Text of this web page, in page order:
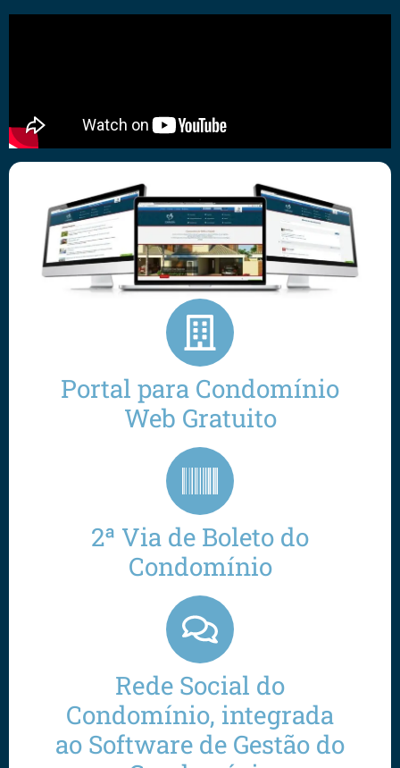
Portal para Condomínio
Web Gratuito
2ª Via de Boleto do
Condomínio
Rede Social do
Condomínio, integrada
ao Software de Gestão do